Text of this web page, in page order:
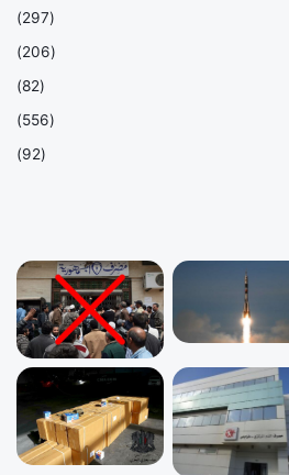
(297)
(206)
(82)
(556)
(92)